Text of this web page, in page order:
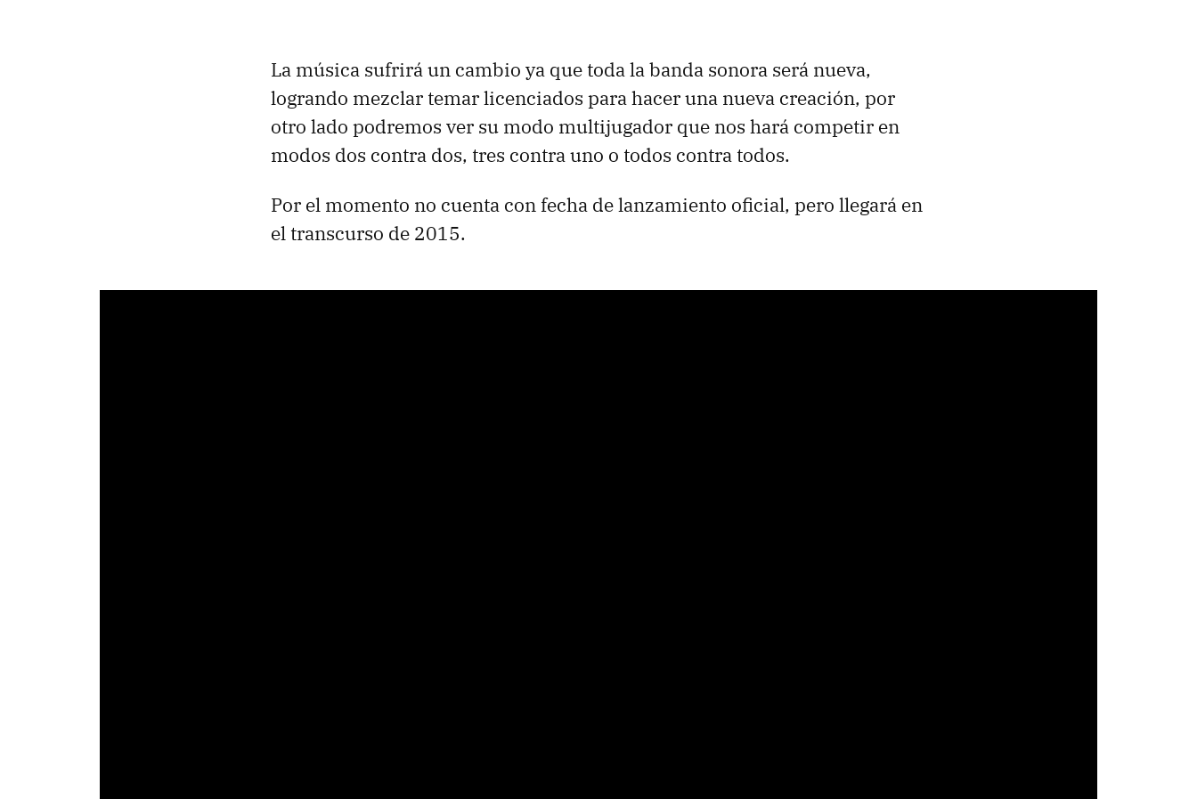
La música sufrirá un cambio ya que toda la banda sonora será nueva,
logrando mezclar temar licenciados para hacer una nueva creación, por
otro lado podremos ver su modo multijugador que nos hará competir en
modos dos contra dos, tres contra uno o todos contra todos.
Por el momento no cuenta con fecha de lanzamiento oficial, pero llegará en
el transcurso de 2015.